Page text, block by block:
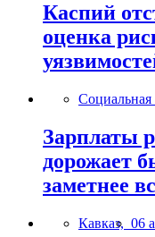
Каспий
оценка
Социальная
Зарплаты
дорожает
заметнее
Кавказ, 06